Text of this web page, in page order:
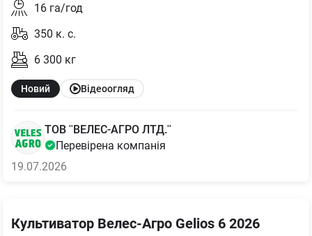
16 га/год
350 к. с.
6 300 кг
Новий Відеоогляд
ТОВ "ВЕЛЕС-АГРО ЛТД."
Перевірена компанія
19.07.2026
Культиватор Велес-Агро Gelios 6 2026